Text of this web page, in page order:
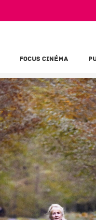
FOCUS CINÉMA